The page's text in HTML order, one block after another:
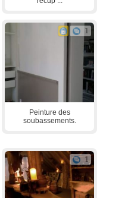
1
Peinture des
soubassements.
1